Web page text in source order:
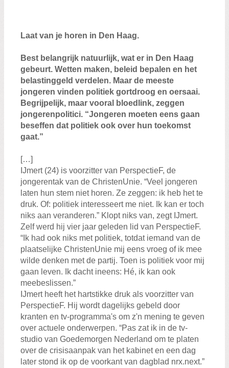
Laat van je horen in Den Haag.
Best belangrijk natuurlijk, wat er in Den Haag
gebeurt. Wetten maken, beleid bepalen en het
belastinggeld verdelen. Maar de meeste
jongeren vinden politiek gortdroog en oersaai.
Begrijpelijk, maar vooral bloedlink, zeggen
jongerenpolitici. “Jongeren moeten eens gaan
beseffen dat politiek ook over hun toekomst
gaat.”
[…]
IJmert (24) is voorzitter van PerspectieF, de
jongerentak van de ChristenUnie. “Veel jongeren
laten hun stem niet horen. Ze zeggen: ik heb het te
druk. Of: politiek interesseert me niet. Ik kan er toch
niks aan veranderen.” Klopt niks van, zegt IJmert.
Zelf werd hij vier jaar geleden lid van PerspectieF.
“Ik had ook niks met politiek, totdat iemand van de
plaatselijke ChristenUnie mij eens vroeg of ik mee
wilde denken met de partij. Toen is politiek voor mij
gaan leven. Ik dacht ineens: Hé, ik kan ook
meebeslissen.”
IJmert heeft het hartstikke druk als voorzitter van
PerspectieF. Hij wordt dagelijks gebeld door
kranten en tv-programma's om z'n mening te geven
over actuele onderwerpen. “Pas zat ik in de tv-
studio van Goedemorgen Nederland om te platen
over de crisisaanpak van het kabinet en een dag
later stond ik op de voorkant van dagblad nrx.next.”